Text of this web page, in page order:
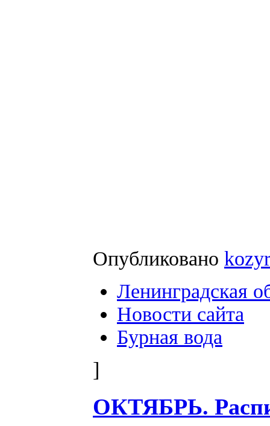
Опубликовано
Ленинградская
Новости сайта
Бурная вода
]
ОКТЯБРЬ.